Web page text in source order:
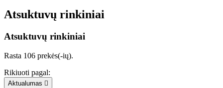
Atsuktuvų rinkiniai
Atsuktuvų rinkiniai
Rasta 106 prekės(-ių).
Rikiuoti pagal:
Aktualumas 